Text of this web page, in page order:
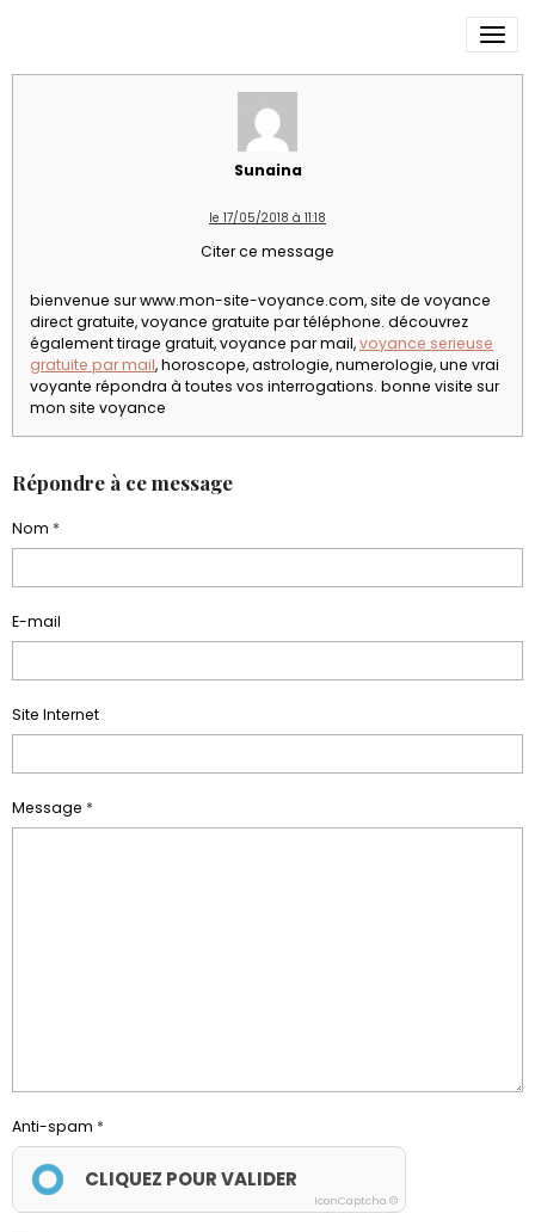
Sunaina
le 17/05/2018 à 11:18
Citer ce message
bienvenue sur www.mon-site-voyance.com, site de voyance
direct gratuite, voyance gratuite par téléphone. découvrez
également tirage gratuit, voyance par mail,voyance serieuse
gratuite par mail, horoscope, astrologie, numerologie, une vrai
voyante répondra à toutes vos interrogations. bonne visite sur
mon site voyance
Répondre à ce message
Nom
E-mail
Site Internet
Message
Anti-spam
CLIQUEZ POUR VALIDER
IconCaptcha ©